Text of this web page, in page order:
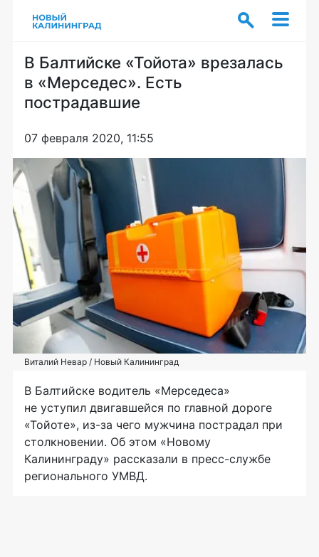
В Балтийске «Тойота» врезалась
в «Мерседес». Есть
пострадавшие
07 февраля 2020, 11:55
Виталий Невар / Новый Калининград
В Балтийске водитель «Мерседеса»
не уступил двигавшейся по главной дороге
«Тойоте», из-за чего мужчина пострадал при
столкновении. Об этом «Новому
Калининграду» рассказали в пресс-службе
регионального УМВД.